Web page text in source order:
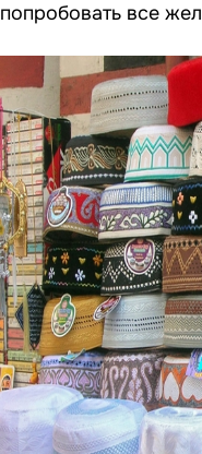
попробовать все